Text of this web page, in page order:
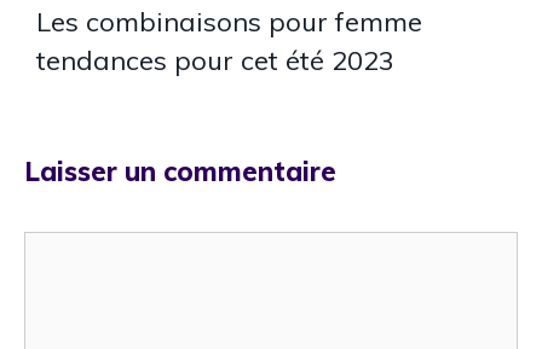
Les combinaisons pour femme
tendances pour cet été 2023
Laisser un commentaire